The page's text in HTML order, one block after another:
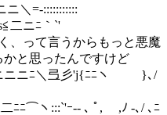
=-:::::::::::
ﾆ｀`'
からもっと悪魔
と思ったんですけど
ﾆ＼弖彡'j{ﾆﾆヽ }､/
:::`'ｰ‐‐ ､ ﾟ, ,ﾉ -､/ ､ﾆ